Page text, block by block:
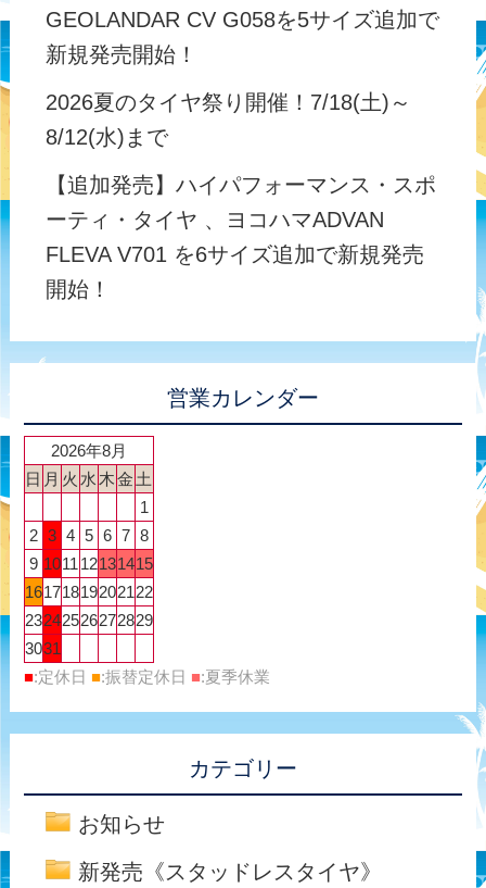
GEOLANDAR CV G058を5サイズ追加で
新規発売開始！
2026夏のタイヤ祭り開催！7/18(土)～
8/12(水)まで
【追加発売】ハイパフォーマンス・スポ
ーティ・タイヤ 、ヨコハマADVAN
FLEVA V701 を6サイズ追加で新規発売
開始！
営業カレンダー
2026年8月
日 月 火 水 木金 土
1
2 3 4 5 6 7 8
9 1011 12131415
16171819202122
23242526272829
3031
■:定休日 ■:振替定休日 ■:夏季休業
カテゴリー
お知らせ
新発売《スタッドレスタイヤ》